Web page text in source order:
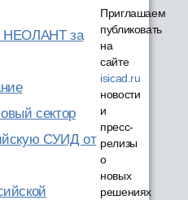
НЕОЛАНТ за
сектор
СУИД от
Приглашаем
публиковать
на
сайте
isicad.ru
новости
и
пресс-
релизы
о
новых
решениях